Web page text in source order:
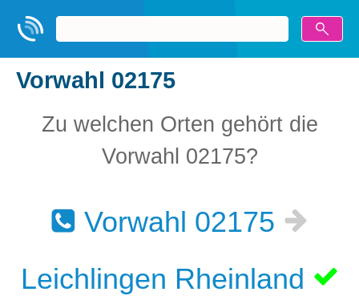
Vorwahl 02175
Zu welchen Orten gehört die
Vorwahl 02175?
Vorwahl 02175
Leichlingen Rheinland